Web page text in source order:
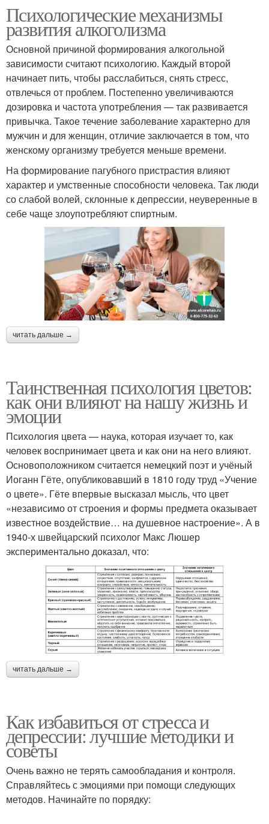
Психологические механизмы
развития алкоголизма
Основной причиной формирования алкогольной
зависимости считают психологию. Каждый второй
начинает пить, чтобы расслабиться, снять стресс,
отвлечься от проблем. Постепенно увеличиваются
дозировка и частота употребления — так развивается
привычка. Такое течение заболевание характерно для
мужчин и для женщин, отличие заключается в том, что
женскому организму требуется меньше времени.
На формирование пагубного пристрастия влияют
характер и умственные способности человека. Так люди
со слабой волей, склонные к депрессии, неуверенные в
себе чаще злоупотребляют спиртным.
читать дальше →
Таинственная психология цветов:
как они влияют на нашу жизнь и
эмоции
Психология цвета — наука, которая изучает то, как
человек воспринимает цвета и как они на него влияют.
Основоположником считается немецкий поэт и учёный
Иоганн Гёте, опубликовавший в 1810 году труд «Учение
о цвете». Гёте впервые высказал мысль, что цвет
«независимо от строения и формы предмета оказывает
известное воздействие… на душевное настроение». А в
1940-х швейцарский психолог Макс Люшер
экспериментально доказал, что:
читать дальше →
Как избавиться от стресса и
депрессии: лучшие методики и
советы
Очень важно не терять самообладания и контроля.
Справляйтесь с эмоциями при помощи следующих
методов. Начинайте по порядку: